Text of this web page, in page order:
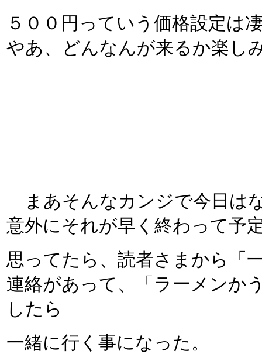
５００円っていう価格設定は
やあ、どんなんが来るか楽し
まあそんなカンジで今日は
意外にそれが早く終わって予
思ってたら、読者さまから「
連絡があって、「ラーメンか
したら
一緒に行く事になった。